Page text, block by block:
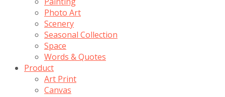
Photo Art
Scenery
Seasonal Collection
Space
Words & Quotes
Product
Art Print
Canvas